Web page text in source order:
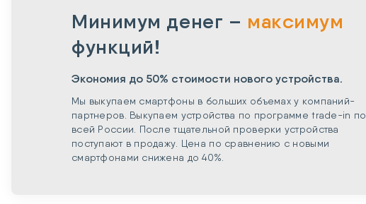
Минимум денег – максимум
функций!
Экономия до 50% стоимости нового устройства.
Мы выкупаем смартфоны в больших объемах у компаний-
партнеров. Выкупаем устройства по программе trade-in по
всей России. После тщательной проверки устройства
поступают в продажу. Цена по сравнению с новыми
смартфонами снижена до 40%.